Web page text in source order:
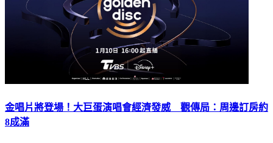
金唱片將登場！大巨蛋演唱會經濟發威 觀傳局：周邊訂房約
8成滿